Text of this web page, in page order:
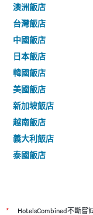
澳洲飯店
台灣飯店
中國飯店
日本飯店
韓國飯店
美國飯店
新加坡飯店
越南飯店
義大利飯店
泰國飯店
* HotelsCombined不斷嘗